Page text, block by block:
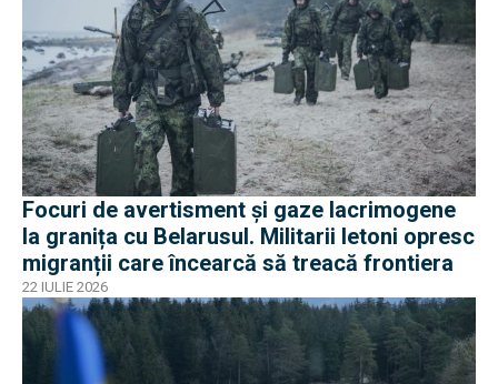
Focuri de avertisment și gaze lacrimogene
la granița cu Belarusul. Militarii letoni opresc
migranții care încearcă să treacă frontiera
22 IULIE 2026